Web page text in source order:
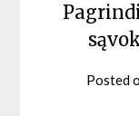
Posted